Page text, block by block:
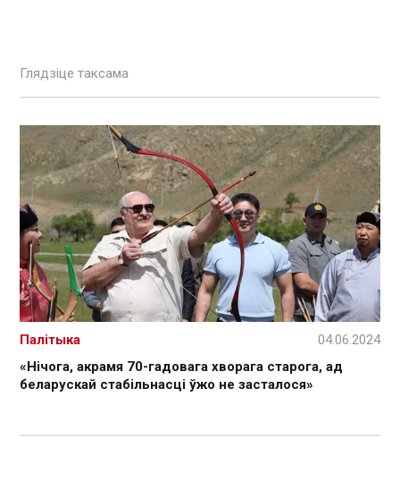
Глядзіце таксама
«Нічога, акрамя 70-гадовага хворага старога, ад
беларускай стабільнасці ўжо не засталося»
Палітыка 04.06.2024